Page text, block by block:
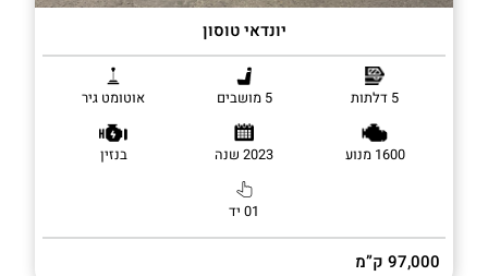
יונדאי טוסון
5 דלתות 5 מושבים אוטומט גיר
1600 מנוע 2023 שנה בנזין
01 יד
97,000 ק”מ